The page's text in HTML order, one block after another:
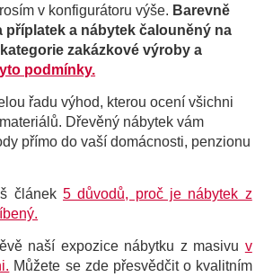
v konfigurátoru výše. Barevně
příplatek a nábytek čalouněný na
zakázkové výroby a
podmínky.
řadu výhod, kterou ocení všichni
Dřevěný nábytek vám
přímo do vaší domácnosti, penzionu
článek 5 důvodů, proč je nábytek z
naší expozice nábytku z masivu v
Můžete se zde přesvědčit o kvalitním